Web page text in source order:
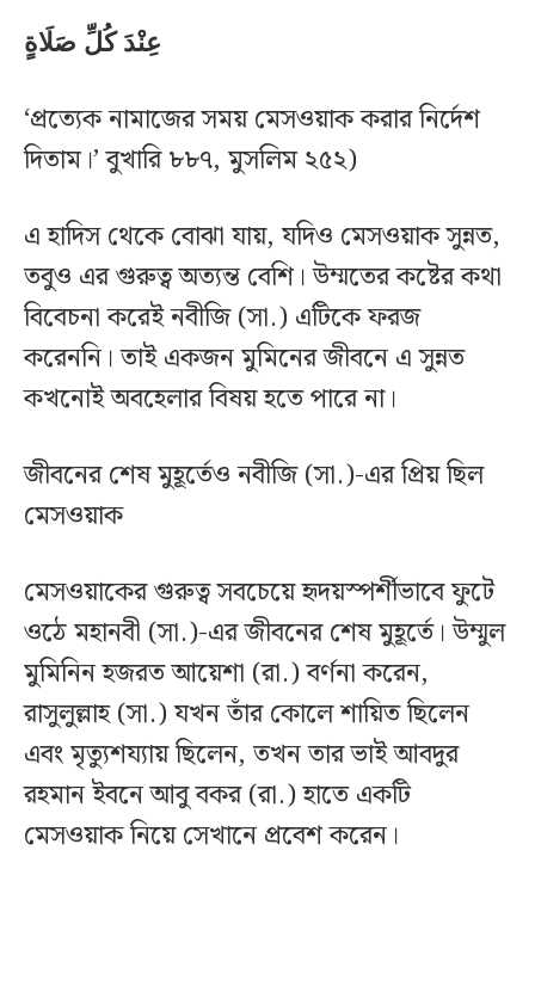
عِنْدَ كُلِّ صَلَاةٍ
‘প্রত্যেক নামাজের সময় মেসওয়াক করার নির্দেশ
দিতাম।’ বুখারি ৮৮৭, মুসলিম ২৫২)
এ হাদিস থেকে বোঝা যায়, যদিও মেসওয়াক সুন্নত,
তবুও এর গুরুত্ব অত্যন্ত বেশি। উম্মতের কষ্টের কথা
বিবেচনা করেই নবীজি (সা.) এটিকে ফরজ
করেননি। তাই একজন মুমিনের জীবনে এ সুন্নত
কখনোই অবহেলার বিষয় হতে পারে না।
জীবনের শেষ মুহূর্তেও নবীজি (সা.)-এর প্রিয় ছিল
মেসওয়াক
মেসওয়াকের গুরুত্ব সবচেয়ে হৃদয়স্পর্শীভাবে ফুটে
ওঠে মহানবী (সা.)-এর জীবনের শেষ মুহূর্তে। উম্মুল
মুমিনিন হজরত আয়েশা (রা.) বর্ণনা করেন,
রাসুলুল্লাহ (সা.) যখন তাঁর কোলে শায়িত ছিলেন
এবং মৃত্যুশয্যায় ছিলেন, তখন তার ভাই আবদুর
রহমান ইবনে আবু বকর (রা.) হাতে একটি
মেসওয়াক নিয়ে সেখানে প্রবেশ করেন।